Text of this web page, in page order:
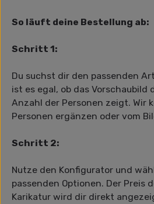
So läuft deine Bestellung ab:
Schritt 1:
Du suchst dir den passenden
ist es egal, ob das Vorschaubild
Anzahl der Personen zeigt. Wir
Personen ergänzen oder vom
Schritt 2:
Nutze den Konfigurator und
passenden Optionen. Der Preis
Karikatur wird dir direkt